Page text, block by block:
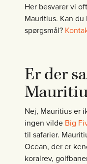
Her besvarer vi
Mauritius. Kan
spørgsmål?
Er der
Nej, Mauritius er
ingen vilde Big
til safarier.
Ocean, der er
koralrev,